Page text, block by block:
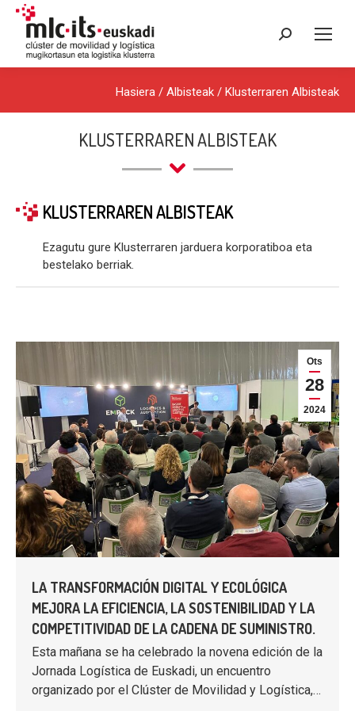
Search:
Hasiera / Albisteak / Klusterraren Albisteak
KLUSTERRAREN ALBISTEAK
KLUSTERRAREN ALBISTEAK
Ezagutu gure Klusterraren jarduera korporatiboa eta
bestelako berriak.
Ots
28
2024
LA TRANSFORMACIÓN DIGITAL Y ECOLÓGICA
MEJORA LA EFICIENCIA, LA SOSTENIBILIDAD Y LA
COMPETITIVIDAD DE LA CADENA DE SUMINISTRO.
Esta mañana se ha celebrado la novena edición de la
Jornada Logística de Euskadi, un encuentro
organizado por el Clúster de Movilidad y Logística,…